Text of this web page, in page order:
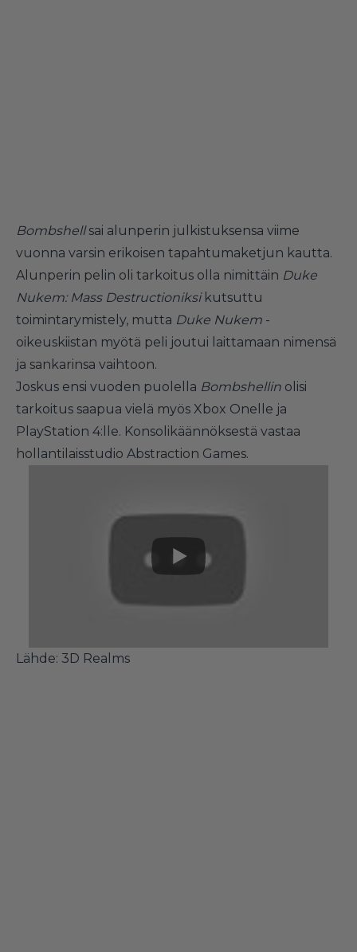
Bombshellsai alunperin julkistuksensa viime
vuonna varsin erikoisen tapahtumaketjun kautta.
Alunperin pelin oli tarkoitus olla nimittäin Duke
Nukem: Mass Destructioniksikutsuttu
toimintarymistely, mutta Duke Nukem -
oikeuskiistan myötä peli joutui laittamaan nimensä
ja sankarinsa vaihtoon.
Joskus ensi vuoden puolella Bombshellin olisi
tarkoitus saapua vielä myös Xbox Onelle ja
PlayStation 4:lle. Konsolikäännöksestä vastaa
hollantilaisstudio Abstraction Games.
Lähde: 3D Realms